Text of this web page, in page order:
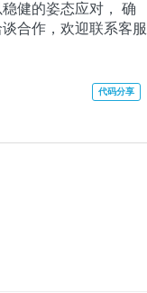
健的姿态应对， 确
合作，欢迎联系客服